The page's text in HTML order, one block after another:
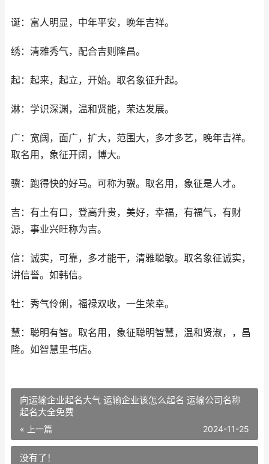
诞：富人明显，中年平安，晚年吉祥。
绣：清雅秀气，配合吉则隆昌。
起：起来，起立，开始。取名象征升起。
淋：学识深渊，温和贤能，荣达发展。
广：宽阔，面广，扩大，范围大，多才多艺，晚年吉祥。
取名用，象征开阔，博大。
骥：跑得快的好马。可称为骥。取名用，象征是人才。
吉：有土有口，登高升贵，美好，幸福，有福气，有财
源，事业兴旺称为吉。
信：诚实，可靠，多才能干，清雅聪敏。取名象征诚实，
讲信誉。如韩信。
牡：秀气伶俐，福禄双收，一生荣幸。
慧：聪明有智。取名用，象征聪明智慧，温和贤淑，，昌
隆。如智慧里书店。
向运输企业起名大气 运输企业该怎么起名 运输公司名称
起名大全免费
« 上一篇 2024-11-25
没有了！